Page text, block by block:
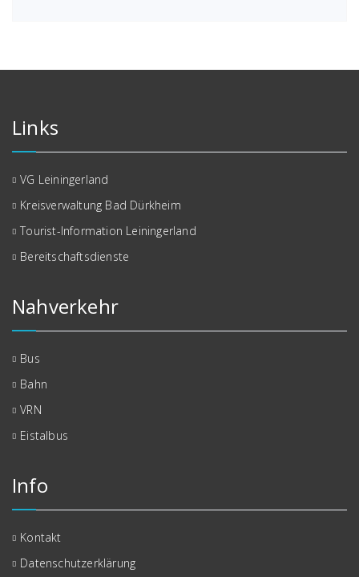
Links
VG Leiningerland
Kreisverwaltung Bad Dürkheim
Tourist-Information Leiningerland
Bereitschaftsdienste
Nahverkehr
Bus
Bahn
VRN
Eistalbus
Info
Kontakt
Datenschutzerklärung